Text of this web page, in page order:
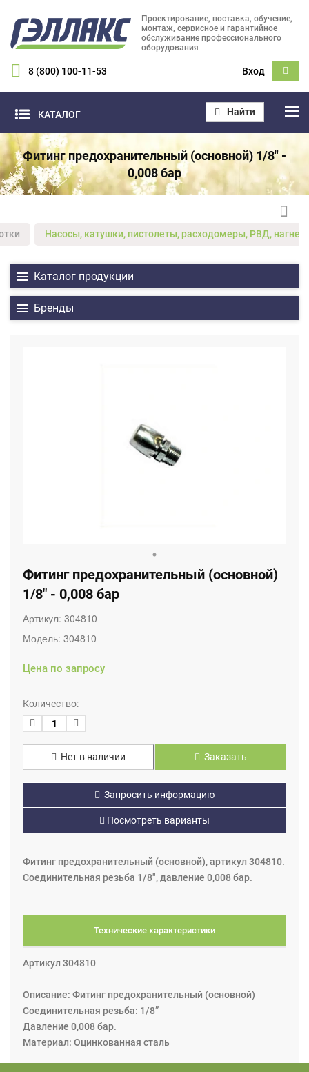
Проектирование, поставка, обучение,
монтаж, сервисное и гарантийное
обслуживание профессионального
оборудования
8 (800) 100-11-53 Вход
КАТАЛОГ Найти
Фитинг предохранительный (основной) 1/8" -
0,008 бар
Насосы, катушки, пистолеты, расходомеры, РВД,
Каталог продукции
Бренды
Фитинг предохранительный (основной)
1/8" - 0,008 бар
Артикул: 304810
Модель: 304810
Цена по запросу
Количество:
Нет в наличии Заказать
Запросить информацию
Посмотреть варианты
Фитинг предохранительный (основной), артикул 304810.
Соединительная резьба 1/8", давление 0,008 бар.
Технические характеристики
Артикул 304810
Описание: Фитинг предохранительный (основной)
Соединительная резьба: 1/8”
Давление 0,008 бар.
Материал: Оцинкованная сталь